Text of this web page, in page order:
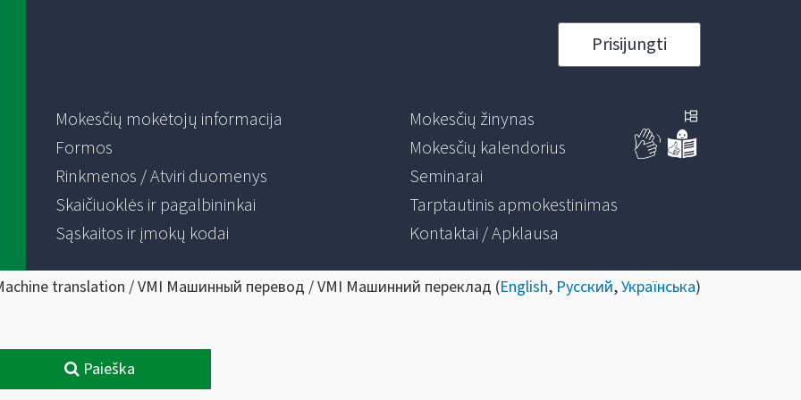
Prisijungti
Mokesčių mokėtojų informacija
Formos
Rinkmenos / Atviri duomenys
Skaičiuoklės ir pagalbininkai
Sąskaitos ir įmokų kodai
Mokesčių žinynas
Mokesčių kalendorius
Seminarai
Tarptautinis apmokestinimas
Kontaktai / Apklausa
translation / VMI Машинный перевод / VMI Машинний переклад (English, Русский,Українська)
Paieška